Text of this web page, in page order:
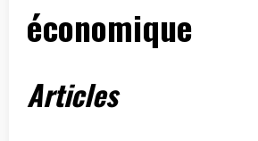
économique
Articles